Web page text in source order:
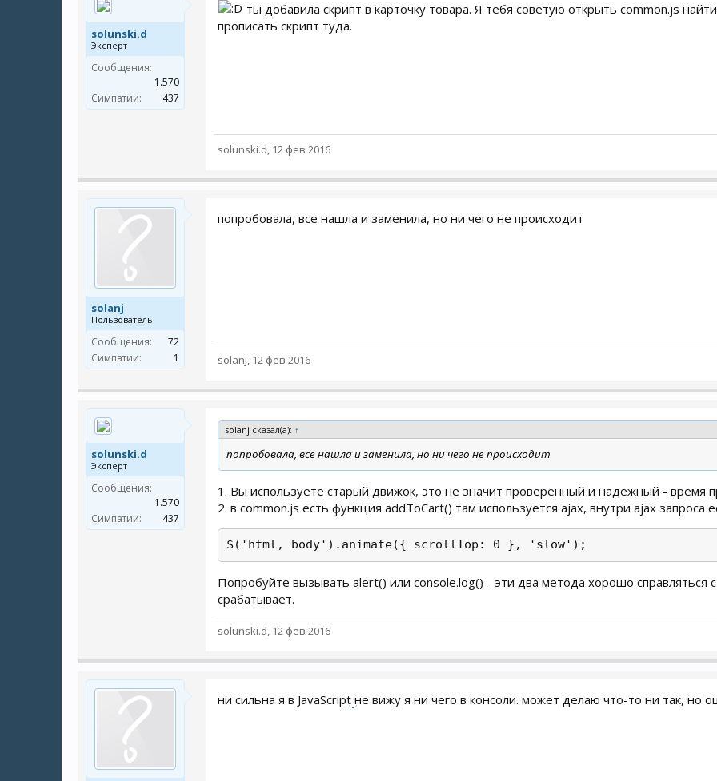
solunski.d
Эксперт
Сообщения:
1.570
Симпатии:
437
ты добавила скрипт в карточку товара. Я тебя советую открыть common.js
прописать скрипт туда.
solunski.d, 12 фев 2016
solanj
Пользователь
Сообщения:
72
Симпатии:
1
попробовала, все нашла и заменила, но ни чего не происходит
solanj, 12 фев 2016
solunski.d
Эксперт
Сообщения:
1.570
Симпатии:
437
solanj сказал(а): ↑
попробовала, все нашла и заменила, но ни чего не происходит
1. Вы используете старый движок, это не значит проверенный и надежный - время
2. в common.js есть функция addToCart() там используется ajax, внутри ajax запроса
$('html, body').animate({ scrollTop: 0 }, 'slow');
Попробуйте вызывать alert() или console.log() - эти два метода хорошо справляться
срабатывает.
solunski.d, 12 фев 2016
ни сильна я в JavaScript не вижу я ни чего в консоли. может делаю что-то ни так, но